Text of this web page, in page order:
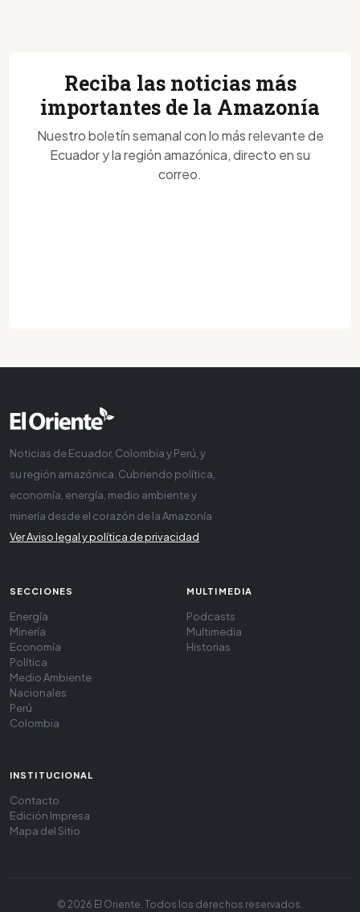
Reciba las noticias más
importantes de la Amazonía
Nuestro boletín semanal con lo más relevante de
Ecuador y la región amazónica, directo en su
correo.
Noticias de Ecuador, Colombia y Perú, y
su región amazónica. Cubriendo política,
economía, energía, medio ambiente y
minería desde el corazón de la Amazonía
Ver Aviso legal y política de privacidad
SECCIONES
Energía
Minería
Economía
Política
Medio Ambiente
Nacionales
Perú
Colombia
MULTIMEDIA
Podcasts
Multimedia
Historias
INSTITUCIONAL
Contacto
Edición Impresa
Mapa del Sitio
© 2026 El Oriente. Todos los derechos reservados.